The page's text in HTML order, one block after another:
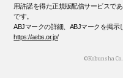
用許諾を得た正規版配信サービスで
です。
ABJマークの詳細、ABJマークを掲示
https://aebs.or.jp/
©Kobunsha